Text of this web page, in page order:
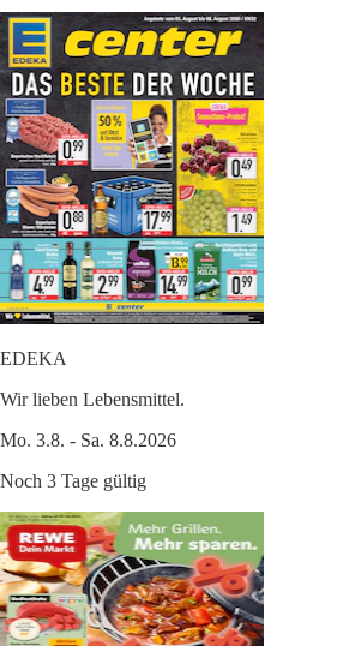
EDEKA
Wir lieben Lebensmittel.
Mo. 3.8. - Sa. 8.8.2026
Noch 3 Tage gültig